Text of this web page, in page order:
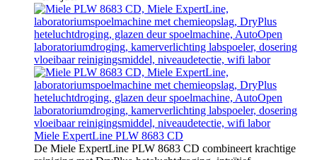
Miele ExpertLine PLW 8683 CD
De Miele ExpertLine PLW 8683 CD combineert krachtige